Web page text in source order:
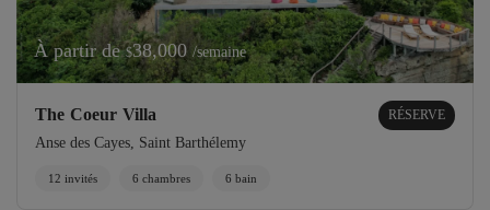
À partir de$38,000 /semaine
The Coeur Villa RÉSERVE
Anse des Cayes, Saint Barthélemy
12 invités 6 chambres 6 bain